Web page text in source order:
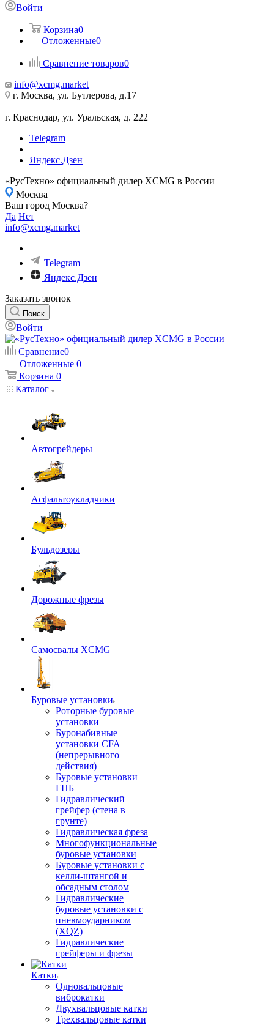
Войти
Корзина0
Отложенные0
Сравнение товаров0
info@xcmg.market
г. Москва, ул. Бутлерова, д.17
г. Краснодар, ул. Уральская, д. 222
Telegram
Яндекс.Дзен
«РусТехно» официальный дилер XCMG в России
Москва
Ваш город Москва?
Да Нет
info@xcmg.market
Telegram
Яндекс.Дзен
Заказать звонок
Поиск
Войти
Сравнение0
Отложенные 0
Корзина 0
Каталог
Автогрейдеры
Асфальтоукладчики
Бульдозеры
Дорожные фрезы
Самосвалы XCMG
Буровые установки
Роторные буровые
установки
Буронабивные
установки CFA
(непрерывного
действия)
Буровые установки
ГНБ
Гидравлический
грейфер (стена в
грунте)
Гидравлическая фреза
Многофункциональные
буровые установки
Буровые установки с
келли-штангой и
обсадным столом
Гидравлические
буровые установки с
пневмоударником
(XQZ)
Гидравлические
грейферы и фрезы
Катки
Одновальцовые
виброкатки
Двухвальцовые катки
Трехвальцовые катки